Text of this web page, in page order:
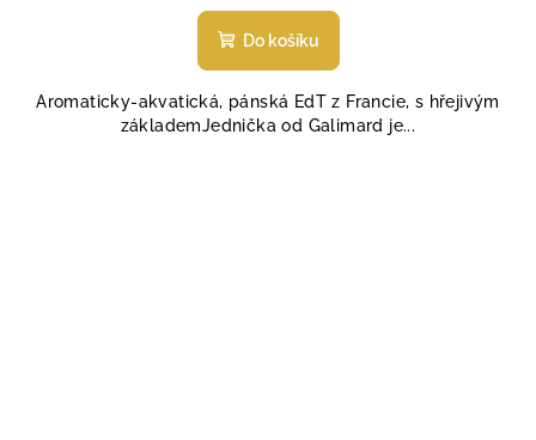
hodnocení
produktu
z
5
Do košíku
Aromaticky-akvatická, pánská EdT z Francie, s hřejivým
základemJednička od Galimard je...